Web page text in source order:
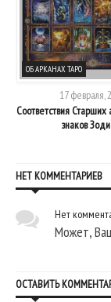
ОБ АРКАНАХ ТАРО
17 февраля,
Соответствия Старших
знаков
НЕТ КОММЕНТАРИЕВ
Нет
Может,
ОСТАВИТЬ